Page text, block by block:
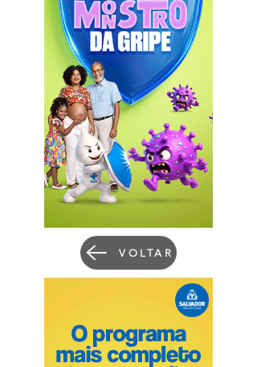
VOLTAR